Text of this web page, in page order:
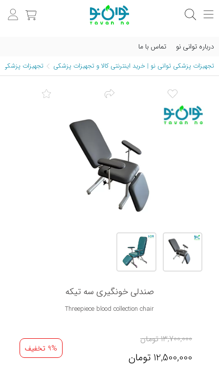
درباره توانی نو تماس با ما
تجهیزات پزشکی توانی نو | خرید اینترنتی کالا و تجهیزات پزشکی تجهیزات پزشکی
صندلی خونگیری سه تیکه
Threepiece blood collection chair
13,700,000تومان
12,500,000 تومان
9% تخفیف